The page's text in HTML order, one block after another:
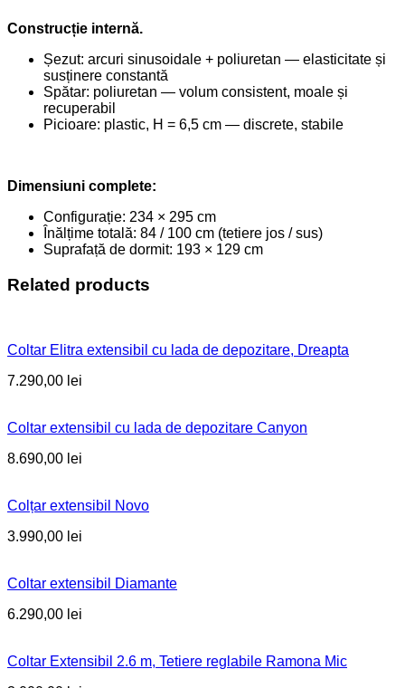
Construcție internă.
Șezut: arcuri sinusoidale + poliuretan — elasticitate și
susținere constantă
Spătar: poliuretan — volum consistent, moale și
recuperabil
Picioare: plastic, H = 6,5 cm — discrete, stabile
Dimensiuni complete:
Configurație: 234 × 295 cm
Înălțime totală: 84 / 100 cm (tetiere jos / sus)
Suprafață de dormit: 193 × 129 cm
Related products
Coltar Elitra extensibil cu lada de depozitare, Dreapta
7.290,00 lei
Coltar extensibil cu lada de depozitare Canyon
8.690,00 lei
Colțar extensibil Novo
3.990,00 lei
Coltar extensibil Diamante
6.290,00 lei
Coltar Extensibil 2.6 m, Tetiere reglabile Ramona Mic